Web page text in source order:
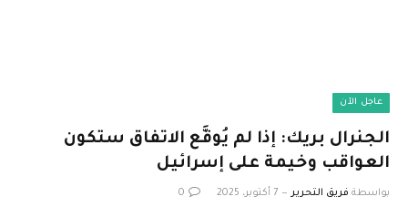
عاجل الآن
الجنرال بريك: إذا لم يُوقَّع الاتفاق ستكون
العواقب وخيمة على إسرائيل
بواسطة فريق التحرير 7 أكتوبر، 2025 0